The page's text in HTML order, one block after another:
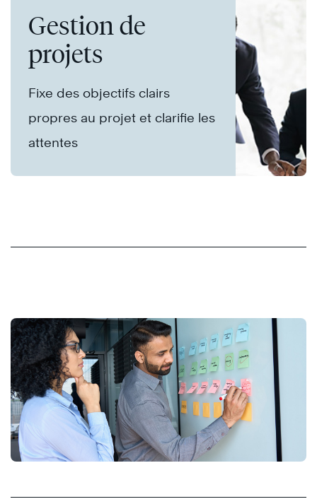
Gestion de
projets
Fixe des objectifs clairs
propres au projet et clarifie les
attentes